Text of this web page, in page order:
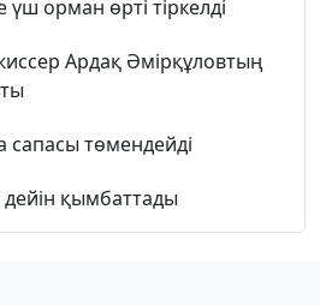
үш орман өрті тіркелді
Ардақ Әмірқұловтың
сапасы төмендейді
қымбаттады